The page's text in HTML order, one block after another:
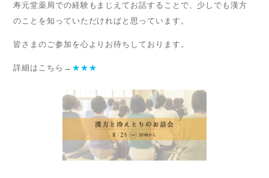
寿元堂薬局での経験もまじえてお話することで、少しでも漢方
のことを知っていただければと思っています。
皆さまのご参加を心よりお待ちしております。
詳細はこちら→ ★★★